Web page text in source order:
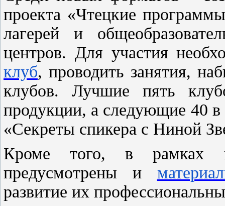
проекта «Чтецкие
лагерей и
центров. Для участия
клуб, проводить занятия,
клубов. Лучшие пять
продукции, а следующие 40
«Секреты спикера с Ниной
Кроме того, в рамках
предусмотрены и
развитие их